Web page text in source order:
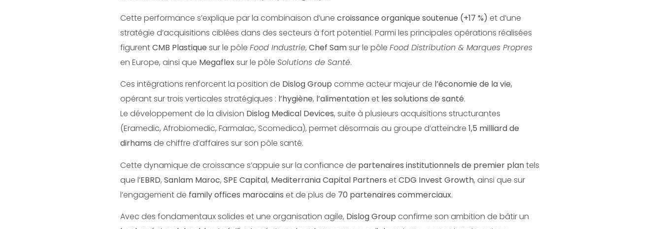
Cette performance s’explique par la combinaison d’une croissance organique soutenue (+17 %) et d’une
stratégie d’acquisitions ciblées dans des secteurs à fort potentiel. Parmi les principales opérations réalisées
figurentCMB Plastique sur le pôle Food Industrie, Chef Samsur le pôle Food Distribution & Marques Propres
en Europe, ainsi que Megaflexsur le pôle Solutions de Santé.
Ces intégrations renforcent la position de Dislog Group comme acteur majeur de l’économie de la vie,
opérant sur trois verticales stratégiques : l’hygiène, l’alimentationet les solutions de santé.
Le développement de la division Dislog Medical Devices, suite à plusieurs acquisitions structurantes
(Eramedic, Afrobiomedic, Farmalac, Scomedica), permet désormais au groupe d’atteindre 1,5 milliard de
dirhams de chiffre d’affaires sur son pôle santé.
Cette dynamique de croissance s’appuie sur la confiance de partenaires institutionnels de premier plantels
que l’EBRD, Sanlam Maroc, SPE Capital, Mediterrania Capital Partners etCDG Invest Growth, ainsi que sur
l’engagement de family offices marocains et de plus de 70 partenaires commerciaux.
Avec des fondamentaux solides et une organisation agile, Dislog Group confirme son ambition de bâtir un